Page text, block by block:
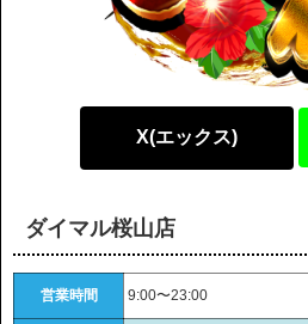
X(エックス)
ダイマル桜山店
営業時間 9:00〜23:00